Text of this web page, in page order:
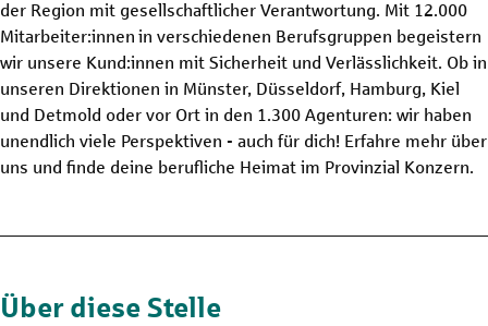
der Region mit gesellschaftlicher Verantwortung. Mit 12.000
Mitarbeiter:innen in verschiedenen Berufsgruppen begeistern
wir unsere Kund:innen mit Sicherheit und Verlässlichkeit. Ob in
unseren Direktionen in Münster, Düsseldorf, Hamburg, Kiel
und Detmold oder vor Ort in den 1.300 Agenturen: wir haben
unendlich viele Perspektiven - auch für dich! Erfahre mehr über
uns und finde deine berufliche Heimat im Provinzial Konzern.
Über diese Stelle